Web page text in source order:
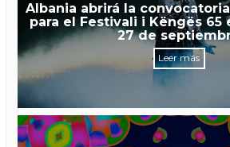
Albania abrirá la
para el Festivali i Këngës 65
27 de
Leer más